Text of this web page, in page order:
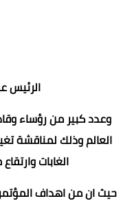
الرئيس
وعدد كبير من رؤساء
العالم وذلك لمناقشة
الغابات
حيث ان من اهداف